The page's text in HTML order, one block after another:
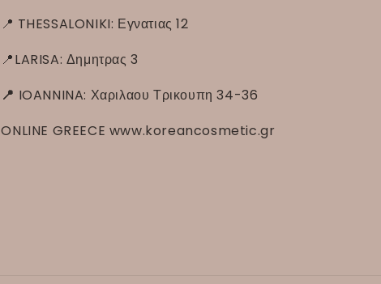
📍 THESSALONIKI: Εγνατιας 12
📍LARISA: Δημητρας 3
📍 IOANNINA: Χαριλαου Τρικουπη 34-36
ONLINE GREECE www.koreancosmetic.gr